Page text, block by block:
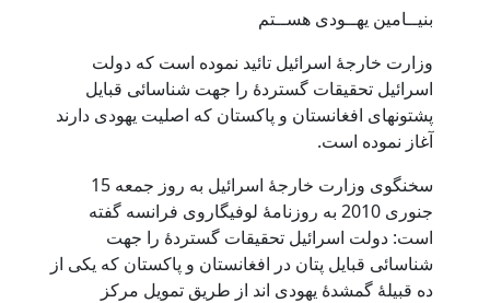
بنیــامین یهــودی هســتم
وزارت خارجۀ اسرائیل تائید نموده است که دولت
اسرائیل تحقیقات گستردۀ را جهت شناسائی قبایل
پشتونهای افغانستان و پاکستان که اصلیت یهودی دارند
آغاز نموده است.
سخنگوی وزارت خارجۀ اسرائیل به روز جمعه 15
جنوری 2010 به روزنامۀ لوفیگاروی فرانسه گفته
است: دولت اسرائیل تحقیقات گستردۀ را جهت
شناسائی قبایل پتان در افغانستان و پاکستان که یکی از
ده قبیلۀ گمشدۀ یهودی اند از طریق تمویل مرکز